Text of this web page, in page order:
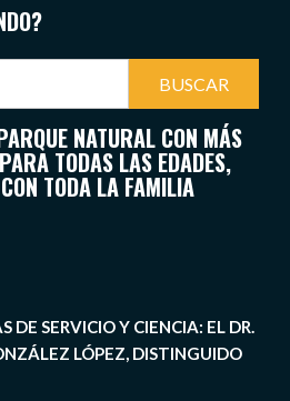
NATURAL CON MÁS
TODAS LAS EDADES,
TODA LA FAMILIA
DE SERVICIO Y CIENCIA: EL DR.
LÓPEZ, DISTINGUIDO